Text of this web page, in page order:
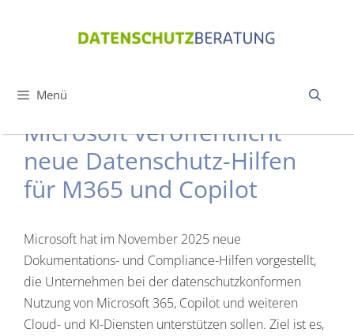
Menü
Microsoft veröffentlicht
neue Datenschutz-Hilfen
für M365 und Copilot
Microsoft hat im November 2025 neue
Dokumentations- und Compliance-Hilfen vorgestellt,
die Unternehmen bei der datenschutzkonformen
Nutzung von Microsoft 365, Copilot und weiteren
Cloud- und KI-Diensten unterstützen sollen. Ziel ist es,